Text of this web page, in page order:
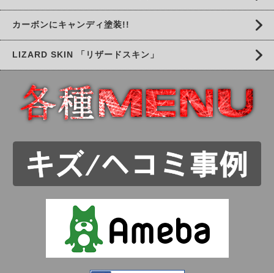
カーボンにキャンディ塗装!!
LIZARD SKIN 「リザードスキン」